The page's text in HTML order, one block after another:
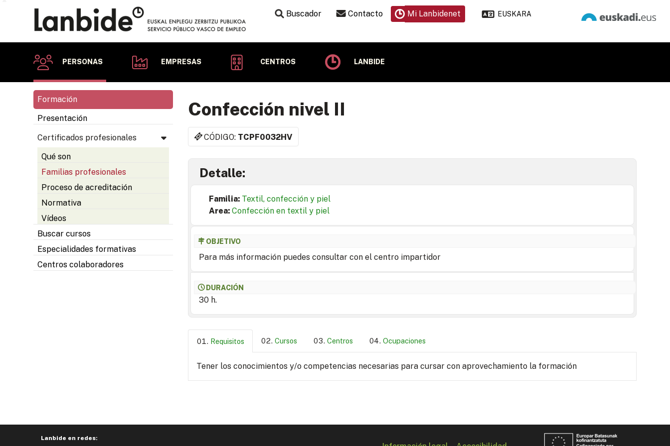
Buscador Contacto Mi Lanbidenet EUSKARA
PERSONAS EMPRESAS CENTROS LANBIDE
Formación
Presentación
Certificados profesionales
Qué son
Familias profesionales
Proceso de acreditación
Normativa
Vídeos
Buscar cursos
Especialidades formativas
Centros colaboradores
Confección nivel II
CÓDIGO: TCPF0032HV
Detalle:
Familia: Textil, confección y piel
Area: Confección en textil y piel
OBJETIVO
Para más información puedes consultar con el centro impartidor
DURACIÓN
30 h.
Requisitos Cursos Centros Ocupaciones
Tener los conocimientos y/o competencias necesarias para cursar con aprovechamiento la formación
Lanbide en redes: